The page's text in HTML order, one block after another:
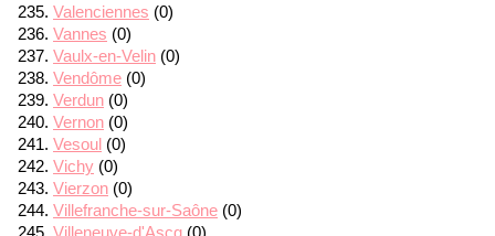
Valenciennes (0)
Vannes (0)
Vaulx-en-Velin (0)
Vendôme (0)
Verdun (0)
Vernon (0)
Vesoul (0)
Vichy (0)
Vierzon (0)
Villefranche-sur-Saône (0)
Villeneuve-d'Ascq (0)